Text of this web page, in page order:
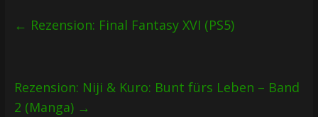
← Rezension: Final Fantasy XVI (PS5)
Rezension: Niji & Kuro: Bunt fürs Leben – Band
2 (Manga) →